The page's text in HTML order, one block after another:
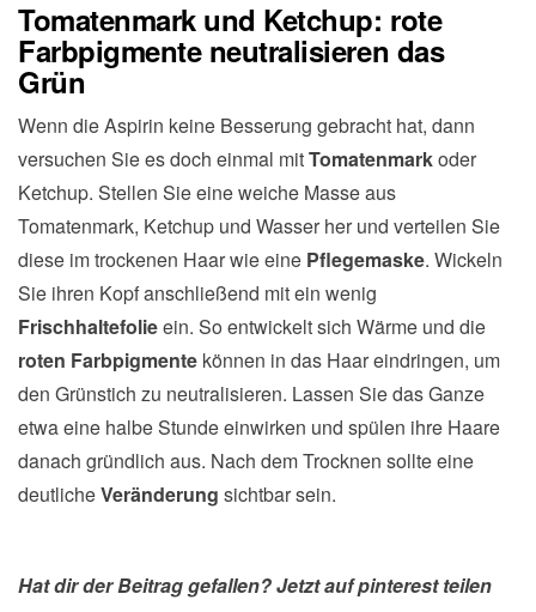
Tomatenmark und Ketchup: rote
Farbpigmente neutralisieren das
Grün
Wenn die Aspirin keine Besserung gebracht hat, dann
versuchen Sie es doch einmal mitTomatenmarkoder
Ketchup. Stellen Sie eine weiche Masse aus
Tomatenmark, Ketchup und Wasser her und verteilen Sie
diese im trockenen Haar wie eine Pflegemaske. Wickeln
Sie ihren Kopf anschließend mit ein wenig
Frischhaltefolieein. So entwickelt sich Wärme und die
roten Farbpigmente können in das Haar eindringen, um
den Grünstich zu neutralisieren. Lassen Sie das Ganze
etwa eine halbe Stunde einwirken und spülen ihre Haare
danach gründlich aus. Nach dem Trocknen sollte eine
deutlicheVeränderung sichtbar sein.
Hat dir der Beitrag gefallen? Jetzt auf pinterest teilen